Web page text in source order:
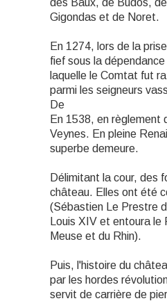
des Baux, de Budos,
Gigondas et de Noret.
En 1274, lors de la
fief sous la
laquelle le Comtat fut
parmi les seigneurs
De
En 1538, en
Veynes. En pleine
superbe demeure.
Délimitant la cour, des
château. Elles ont été
(Sébastien Le Prestre
Louis XIV et entoura
Meuse et du Rhin).
Puis, l'histoire du
par les hordes
servit de carrière de